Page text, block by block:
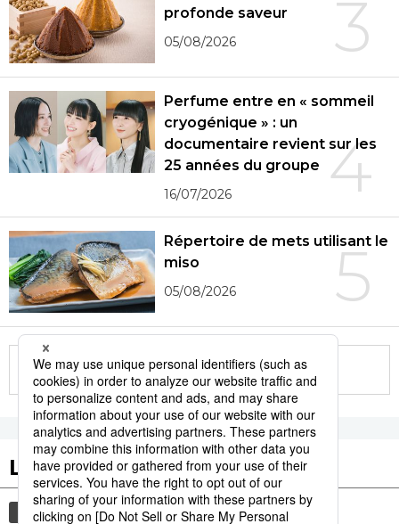
3
profonde saveur
05/08/2026
4
Perfume entre en « sommeil
cryogénique » : un
documentaire revient sur les
25 années du groupe
16/07/2026
5
Répertoire de mets utilisant le
miso
05/08/2026
More in this series
Les tags populaires
société actu gastronomie avion